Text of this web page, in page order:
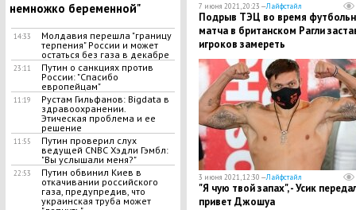
немножко беременной"
14:33
Молдавия перешла "границу
терпения" России и может
остаться без газа в декабре
23:11
Путин о санкциях против
России: "Спасибо
европейцам"
11:19
Рустам Гильфанов: Bigdata в
здравоохранении.
Этическая проблема и ее
решение
11:55
Путин проверил слух
ведущей CNBC Хэдли Гэмбл:
"Вы услышали меня?"
22:53
Путин обвинил Киев в
откачивании российского
газа, предупредив, что
украинская труба может
7 июня 2021, 20:23 —Лайфстайл
Подрыв ТЭЦ во время
матча в британском Рагли
игроков замереть
3 июня 2021, 12:30 —Лайфстайл
"Я чую твой запах", - Усик
привет Джошуа